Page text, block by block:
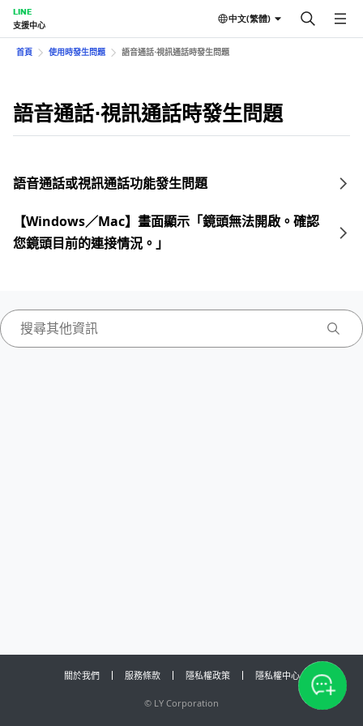
LINE
支援中心
中文(繁體)
首頁 使用時發生問題 語音通話⋅視訊通話時發生問題
語音通話⋅視訊通話時發生問題
語音通話或視訊通話功能發生問題
【Windows／Mac】畫面顯示「鏡頭無法開啟。確認
您鏡頭目前的連接情況。」
關於我們 服務條款 隱私權政策 隱私權中心
© LY Corporation